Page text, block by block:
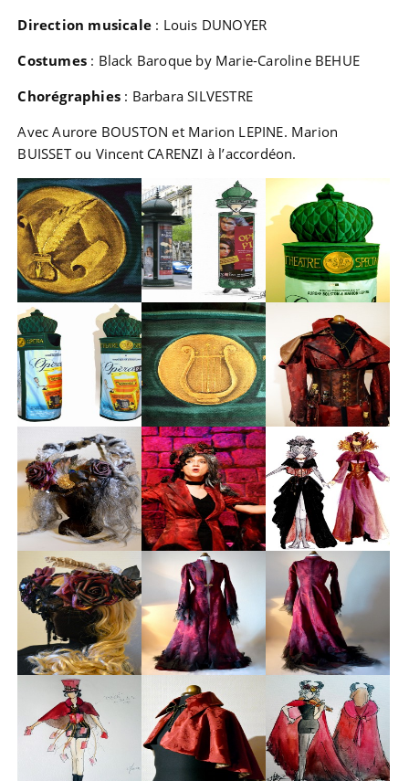
Direction musicale : Louis DUNOYER
Costumes : Black Baroque by Marie-Caroline BEHUE
Chorégraphies : Barbara SILVESTRE
Avec Aurore BOUSTON et Marion LEPINE. Marion
BUISSET ou Vincent CARENZI à l’accordéon.